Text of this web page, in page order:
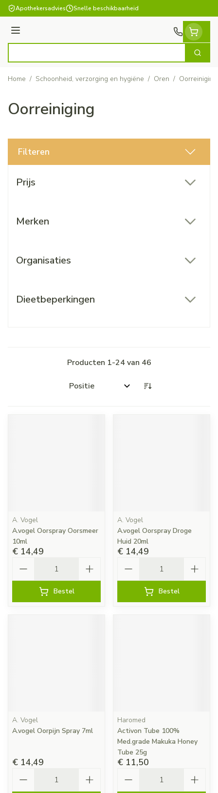
Ga naar de inhoud
Apothekersadvies Snelle beschikbaarheid
Menu
Zoek
Home / Schoonheid, verzorging en hygiëne / Oren / Oorreiniging
Oorreiniging
Filteren
Prijs
Merken
Organisaties
Dieetbeperkingen
Producten 1-24van 46
Sorteer op:
A. Vogel
A.vogel Oorspray Oorsmeer
10ml
€ 14,49
Bestel
A. Vogel
A.vogel Oorspray Droge
Huid 20ml
€ 14,49
Bestel
A. Vogel
A.vogel Oorpijn Spray 7ml
€ 14,49
Haromed
Activon Tube 100%
Med.grade Makuka Honey
Tube 25g
€ 11,50